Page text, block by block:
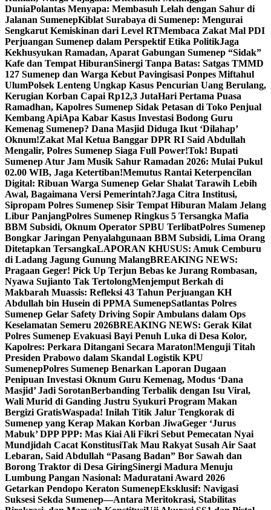
DuniaPolantas Menyapa: Membasuh Lelah dengan Sahur di
Jalanan SumenepKiblat Surabaya di Sumenep: Mengurai
Sengkarut Kemiskinan dari Level RTMembaca Zakat Mal PDI
Perjuangan Sumenep dalam Perspektif Etika PolitikJaga
Kekhusyukan Ramadan, Aparat Gabungan Sumenep “Sidak”
Kafe dan Tempat HiburanSinergi Tanpa Batas: Satgas TMMD
127 Sumenep dan Warga Kebut Pavingisasi Ponpes Miftahul
UlumPolsek Lenteng Ungkap Kasus Pencurian Uang Berulang,
Kerugian Korban Capai Rp12,3 JutaHari Pertama Puasa
Ramadhan, Kapolres Sumenep Sidak Petasan di Toko Penjual
Kembang ApiApa Kabar Kasus Investasi Bodong Guru
Kemenag Sumenep? Dana Masjid Diduga Ikut ‘Dilahap’
Oknum!Zakat Mal Ketua Banggar DPR RI Said Abdullah
Mengalir, Polres Sumenep Siaga Full Power!Tok! Bupati
Sumenep Atur Jam Musik Sahur Ramadan 2026: Mulai Pukul
02.00 WIB, Jaga Ketertiban!Memutus Rantai Keterpencilan
Digital: Ribuan Warga Sumenep Gelar Shalat Tarawih Lebih
Awal, Bagaimana Versi Pemerintah?Jaga Citra Institusi,
Sipropam Polres Sumenep Sisir Tempat Hiburan Malam Jelang
Libur PanjangPolres Sumenep Ringkus 5 Tersangka Mafia
BBM Subsidi, Oknum Operator SPBU TerlibatPolres Sumenep
Bongkar Jaringan Penyalahgunaan BBM Subsidi, Lima Orang
Ditetapkan TersangkaLAPORAN KHUSUS: Amuk Cemburu
di Ladang Jagung Gunung MalangBREAKING NEWS:
Pragaan Geger! Pick Up Terjun Bebas ke Jurang Rombasan,
Nyawa Sujianto Tak TertolongMenjemput Berkah di
Makbarah Muassis: Refleksi 43 Tahun Perjuangan KH
Abdullah bin Husein di PPMA SumenepSatlantas Polres
Sumenep Gelar Safety Driving Sopir Ambulans dalam Ops
Keselamatan Semeru 2026BREAKING NEWS: Gerak Kilat
Polres Sumenep Evakuasi Bayi Penuh Luka di Desa Kolor,
Kapolres: Perkara Ditangani Secara Maraton!Menguji Titah
Presiden Prabowo dalam Skandal Logistik KPU
SumenepPolres Sumenep Benarkan Laporan Dugaan
Penipuan Investasi Oknum Guru Kemenag, Modus ‘Dana
Masjid’ Jadi SorotanBerbanding Terbalik dengan Isu Viral,
Wali Murid di Ganding Justru Syukuri Program Makan
Bergizi GratisWaspada! Inilah Titik Jalur Tengkorak di
Sumenep yang Kerap Makan Korban JiwaGeger ‘Jurus
Mabuk’ DPP PPP: Mas Kiai Ali Fikri Sebut Pemecatan Nyai
Mundjidah Cacat KonstitusiTak Mau Rakyat Susah Air Saat
Lebaran, Said Abdullah “Pasang Badan” Bor Sawah dan
Borong Traktor di Desa GiringSinergi Madura Menuju
Lumbung Pangan Nasional: Maduratani Award 2026
Getarkan Pendopo Keraton SumenepEksklusif: Navigasi
Suksesi Sekda Sumenep—Antara Meritokrasi, Stabilitas